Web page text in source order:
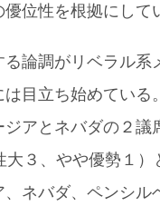
位性を根拠にして
論調がリベラル
目立ち始めてい
アとネバダの２
３、やや優勢１）
ネバダ、ペンシ